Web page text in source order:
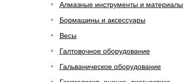
Алмазные инструменты и материалы
Бормашины и аксессуары
Весы
Галтовочное оборудование
Гальваническое оборудование